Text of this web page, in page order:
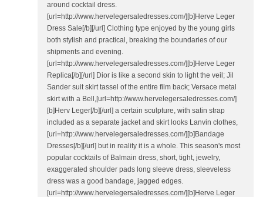
around cocktail dress.
[url=http://www.hervelegersaledresses.com/][b]Herve Leger
Dress Sale[/b][/url] Clothing type enjoyed by the young girls
both stylish and practical, breaking the boundaries of our
shipments and evening.
[url=http://www.hervelegersaledresses.com/][b]Herve Leger
Replica[/b][/url] Dior is like a second skin to light the veil; Jil
Sander suit skirt tassel of the entire film back; Versace metal
skirt with a Bell,[url=http://www.hervelegersaledresses.com/]
[b]Herv Leger[/b][/url] a certain sculpture, with satin strap
included as a separate jacket and skirt looks Lanvin clothes,
[url=http://www.hervelegersaledresses.com/][b]Bandage
Dresses[/b][/url] but in reality it is a whole. This season's most
popular cocktails of Balmain dress, short, tight, jewelry,
exaggerated shoulder pads long sleeve dress, sleeveless
dress was a good bandage, jagged edges.
[url=http://www.hervelegersaledresses.com/][b]Herve Leger